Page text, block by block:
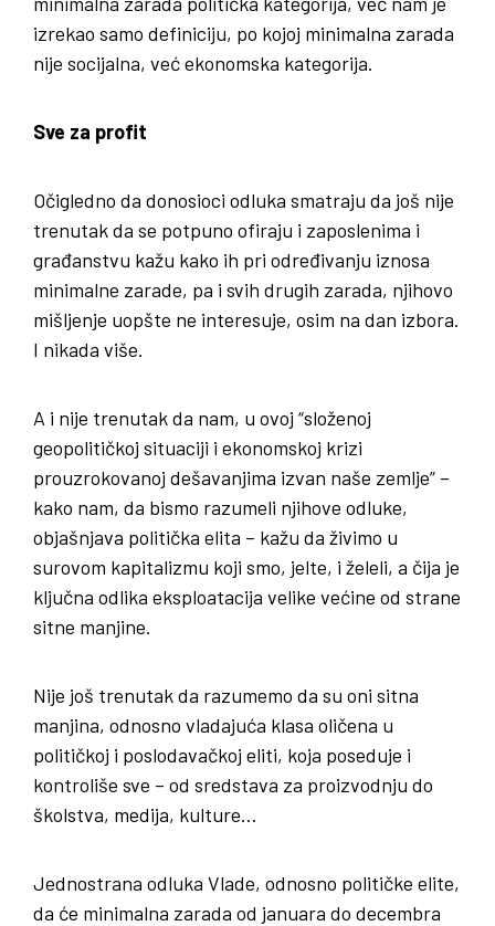
izrekao samo definiciju, po kojoj minimalna zarada
nije socijalna, već ekonomska kategorija.
Sve za profit
Očigledno da donosioci odluka smatraju da još nije
trenutak da se potpuno ofiraju i zaposlenima i
građanstvu kažu kako ih pri određivanju iznosa
minimalne zarade, pa i svih drugih zarada, njihovo
mišljenje uopšte ne interesuje, osim na dan izbora.
I nikada više.
A i nije trenutak da nam, u ovoj “složenoj
geopolitičkoj situaciji i ekonomskoj krizi
prouzrokovanoj dešavanjima izvan naše zemlje” –
kako nam, da bismo razumeli njihove odluke,
objašnjava politička elita – kažu da živimo u
surovom kapitalizmu koji smo, jelte, i želeli, a čija je
ključna odlika eksploatacija velike većine od strane
sitne manjine.
Nije još trenutak da razumemo da su oni sitna
manjina, odnosno vladajuća klasa oličena u
političkoj i poslodavačkoj eliti, koja poseduje i
kontroliše sve – od sredstava za proizvodnju do
školstva, medija, kulture…
Jednostrana odluka Vlade, odnosno političke elite,
da će minimalna zarada od januara do decembra